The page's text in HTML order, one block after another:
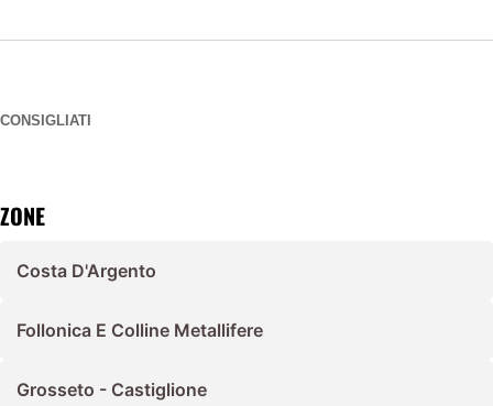
CONSIGLIATI
ZONE
Costa D'Argento
Follonica E Colline Metallifere
Grosseto - Castiglione